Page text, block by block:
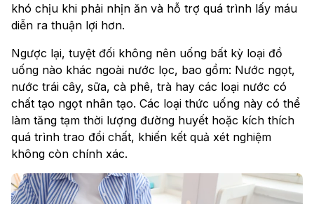
khó chịu khi phải nhịn ăn và hỗ trợ quá trình lấy máu
diễn ra thuận lợi hơn.
Ngược lại, tuyệt đối không nên uống bất kỳ loại đồ
uống nào khác ngoài nước lọc, bao gồm: Nước ngọt,
nước trái cây, sữa, cà phê, trà hay các loại nước có
chất tạo ngọt nhân tạo. Các loại thức uống này có thể
làm tăng tạm thời lượng đường huyết hoặc kích thích
quá trình trao đổi chất, khiến kết quả xét nghiệm
không còn chính xác.